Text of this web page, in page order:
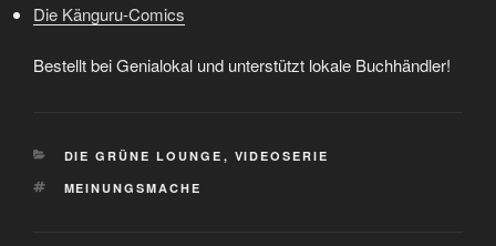
Die Känguru-Comics
Bestellt bei Genialokal und unterstützt lokale Buchhändler!
KATEGORIEN
DIE GRÜNE LOUNGE , VIDEOSERIE
SCHLAGWÖRTER
MEINUNGSMACHE